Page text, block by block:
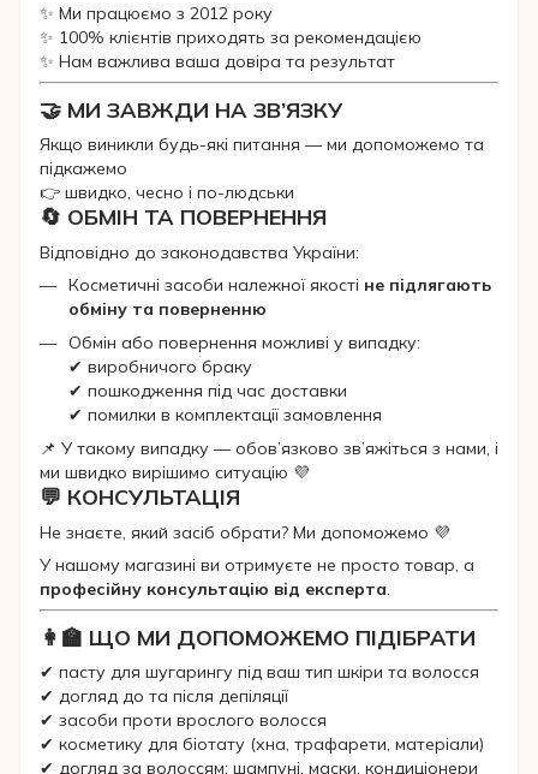
✨ Ми працюємо з 2012 року
✨ 100% клієнтів приходять за рекомендацією
✨ Нам важлива ваша довіра та результат
🤝 МИ ЗАВЖДИ НА ЗВ’ЯЗКУ
Якщо виникли будь-які питання — ми допоможемо та
підкажемо
👉 швидко, чесно і по-людськи
🔄 ОБМІН ТА ПОВЕРНЕННЯ
Відповідно до законодавства України:
Косметичні засоби належної якості не підлягають
обміну та поверненню
Обмін або повернення можливі у випадку:
✔ виробничого браку
✔ пошкодження під час доставки
✔ помилки в комплектації замовлення
📌 У такому випадку — обов’язково зв’яжіться з нами, і
ми швидко вирішимо ситуацію 💜
💬 КОНСУЛЬТАЦІЯ
Не знаєте, який засіб обрати? Ми допоможемо 💜
У нашому магазині ви отримуєте не просто товар, а
професійну консультацію від експерта.
👩‍🏫 ЩО МИ ДОПОМОЖЕМО ПІДІБРАТИ
✔ пасту для шугарингу під ваш тип шкіри та волосся
✔ догляд до та після депіляції
✔ засоби проти врослого волосся
✔ косметику для біотату (хна, трафарети, матеріали)
✔ догляд за волоссям: шампуні, маски, кондиціонери